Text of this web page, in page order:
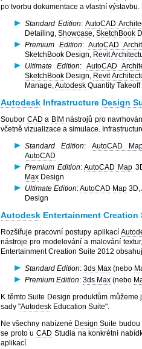
po tvorbu dokumentace a vlastní výstavbu.
Standard Edition: AutoCAD
Detailing, Showcase, SketchBook
Premium Edition: AutoCAD
SketchBook Design, Revit
Ultimate Edition: AutoCAD
SketchBook Design, Revit
Manage,Autodesk Quantity Takeoff
Autodesk Infrastructure Design
Soubor CAD a BIM nástrojů pro
včetně vizualizace a simulace.
Standard Edition: AutoCAD
AutoCAD
Premium Edition:AutoCAD Map
Max Design
Ultimate Edition:AutoCAD Map 3D,
Design
Autodesk Entertainment Creation
Rozšiřuje pracovní postupy aplikací
nástroje pro modelování a malování
Entertainment Creation Suite 2012
Standard Edition: 3ds Max (nebo
Premium Edition: 3ds Max (nebo
K těmto Suite Design produktům můžeme
sady "Autodesk Education Suite".
Ne všechny nabízené Design Suite budou
se proto uCAD Studia na konkrétní
aplikací.